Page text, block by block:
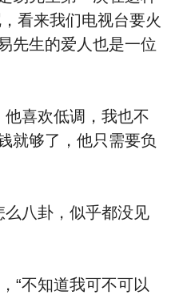
看来我们电视台要火
先生的爱人也是一位
喜欢低调，我也不
就够了，他只需要负
八卦，似乎都没见
“不知道我可不可以